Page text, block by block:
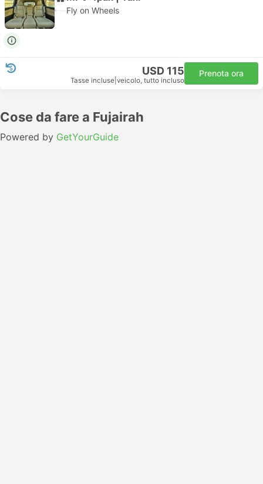
Fly on Wheels
USD 115
Tasse incluse veicolo, tutto incluso
Prenota ora
Cose da fare a Fujairah
Powered by GetYourGuide